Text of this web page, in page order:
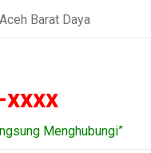
Barat Daya
Menghubungi”